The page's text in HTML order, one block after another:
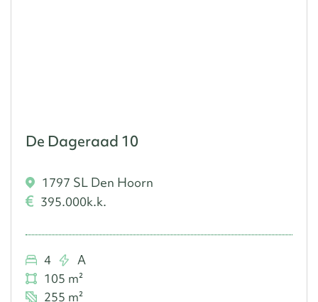
De Dageraad 10
1797 SL Den Hoorn
395.000k.k.
4
A
105 m²
255 m²